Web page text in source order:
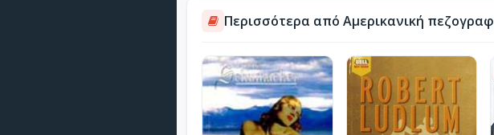
Περισσότερα από Αμερικανική